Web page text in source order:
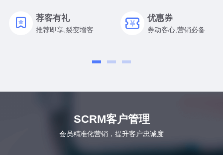
荐客有礼
推荐即享,裂变增客
优惠券
券动客心,营销必备
SCRM客户管理
会员精准化营销，提升客户忠诚度